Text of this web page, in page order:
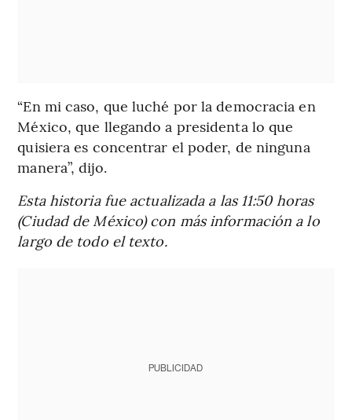
“En mi caso, que luché por la democracia en
México, que llegando a presidenta lo que
quisiera es concentrar el poder, de ninguna
manera”, dijo.
Esta historia fue actualizada a las 11:50 horas
(Ciudad de México) con más información a lo
largo de todo el texto.
PUBLICIDAD